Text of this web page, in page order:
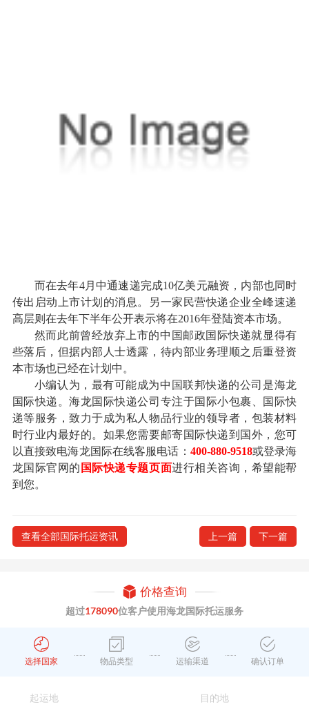
而在去年4月中通速递完成10亿美元融资，内部也同时
传出启动上市计划的消息。另一家民营快递企业全峰速递
高层则在去年下半年公开表示将在2016年登陆资本市场。
然而此前曾经放弃上市的中国邮政国际快递就显得有
些落后，但据内部人士透露，待内部业务理顺之后重登资
本市场也已经在计划中。
小编认为，最有可能成为中国联邦快递的公司是海龙
国际快递。海龙国际快递公司专注于国际小包裹、国际快
递等服务，致力于成为私人物品行业的领导者，包装材料
时行业内最好的。如果您需要邮寄国际快递到国外，您可
以直接致电海龙国际在线客服电话： 400-880-9518或登录海
龙国际官网的 国际快递专题页面进行相关咨询，希望能帮
到您。
查看全部国际托运资讯 上一篇 下一篇
价格查询
超过178090位客户使用海龙国际托运服务
选择国家 物品类型 运输渠道 确认订单
起运地 目的地